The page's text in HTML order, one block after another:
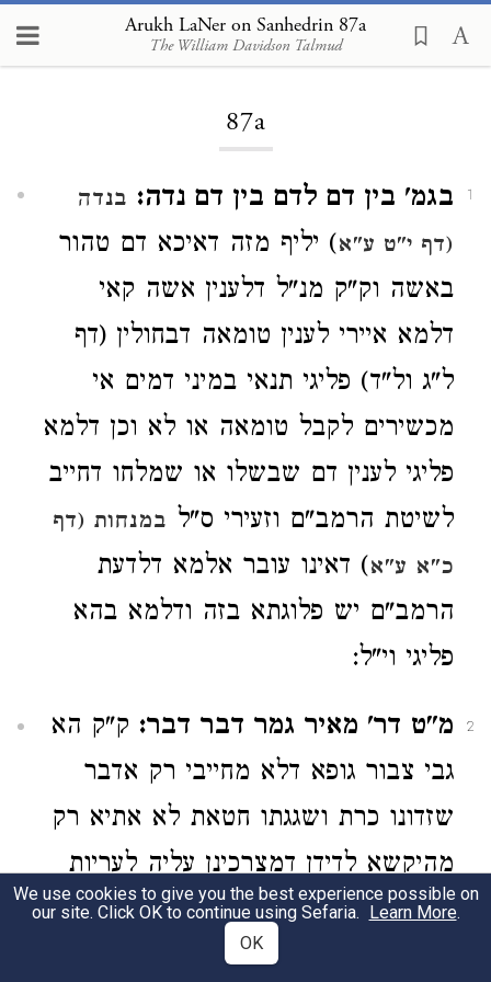
Arukh LaNer on Sanhedrin 87a
The William Davidson Talmud
Loading...
87a
1 בגמ' בין דם לדם בין דם נדה: בנדה
(דף י"ט ע"א) יליף מזה דאיכא דם טהור
באשה וק"ק מנ"ל דלענין אשה קאי
דלמא איירי לענין טומאה דבחולין (דף
ל"ג ול"ד) פליגי תנאי במיני דמים אי
מכשירים לקבל טומאה או לא וכן דלמא
פליגי לענין דם שבשלו או שמלחו דחייב
לשיטת הרמב"ם וזעירי ס"ל במנחות (דף
כ"א ע"א) דאינו עובר אלמא דלדעת
הרמב"ם יש פלוגתא בזה ודלמא בהא
פליגי וי"ל:
2 מ"ט דר' מאיר גמר דבר דבר: ק"ק הא
גבי צבור גופא דלא מחייבי רק אדבר
שזדונו כרת ושגגתו חטאת לא אתיא רק
מהיקשא לדידן דמצרכינן עליה לעריות
כמבוארבהוריות (דף ח' ע"א) וא"כ ה"ל
דבר הלמד בהיקש שאין חוזר ומלמד
We use cookies to give you the best experience possible on
our site. Click OK to continue using Sefaria. Learn More.
OK